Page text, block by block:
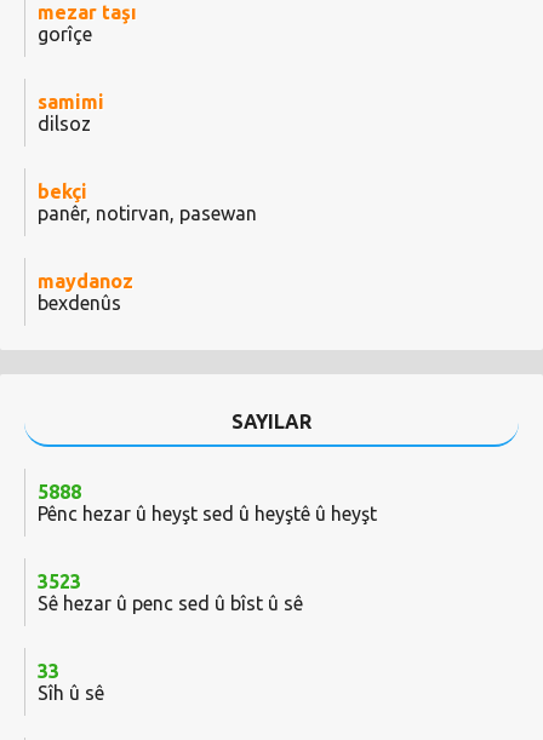
mezar taşı
gorîçe
samimi
dilsoz
bekçi
panêr, notirvan, pasewan
maydanoz
bexdenûs
SAYILAR
5888
Pênc hezar û heyşt sed û heyştê û heyşt
3523
Sê hezar û penc sed û bîst û sê
33
Sîh û sê